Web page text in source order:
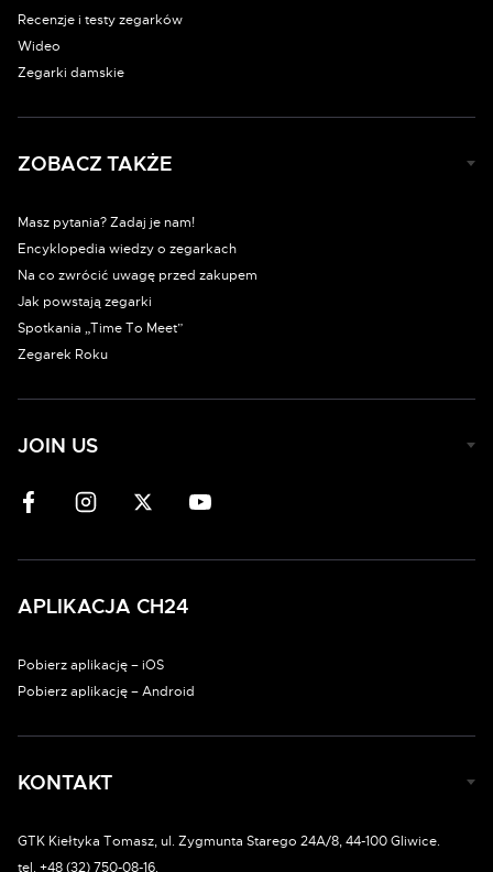
Recenzje i testy zegarków
Wideo
Zegarki damskie
ZOBACZ TAKŻE
Masz pytania? Zadaj je nam!
Encyklopedia wiedzy o zegarkach
Na co zwrócić uwagę przed zakupem
Jak powstają zegarki
Spotkania „Time To Meet”
Zegarek Roku
JOIN US
APLIKACJA CH24
Pobierz aplikację – iOS
Pobierz aplikację – Android
KONTAKT
GTK Kiełtyka Tomasz, ul. Zygmunta Starego 24A/8, 44-100 Gliwice.
tel. +48 (32) 750-08-16.